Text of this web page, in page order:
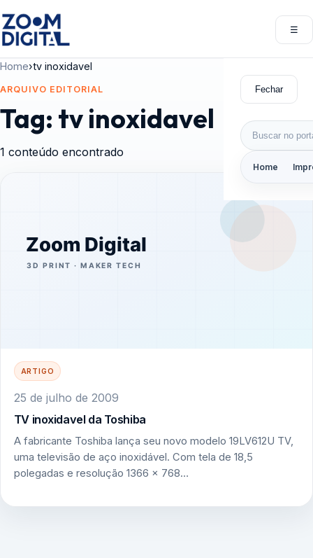
☰
Fechar
Buscar por:
Home
Home›tv inoxidavel
ARQUIVO EDITORIAL
Tag: tv inoxidavel
1 conteúdo encontrado
ARTIGO
25 de julho de 2009
TV inoxidavel da Toshiba
A fabricante Toshiba lança seu novo modelo 19LV612U TV,
uma televisão de aço inoxidável. Com tela de 18,5
polegadas e resolução 1366 x 768…